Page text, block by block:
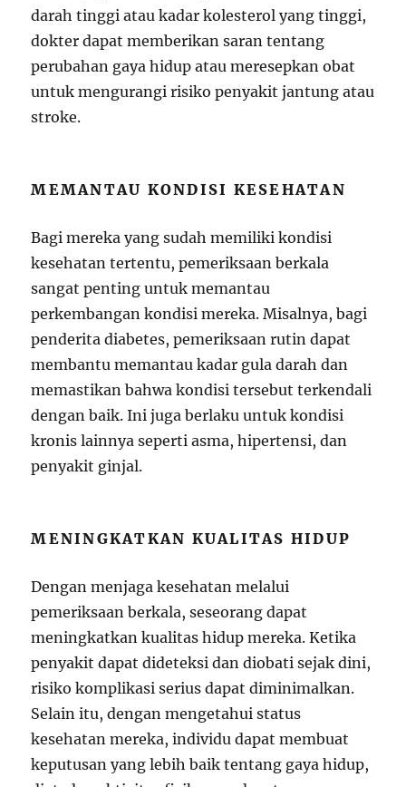
darah tinggi atau kadar kolesterol yang tinggi,
dokter dapat memberikan saran tentang
perubahan gaya hidup atau meresepkan obat
untuk mengurangi risiko penyakit jantung atau
stroke.
MEMANTAU KONDISI KESEHATAN
Bagi mereka yang sudah memiliki kondisi
kesehatan tertentu, pemeriksaan berkala
sangat penting untuk memantau
perkembangan kondisi mereka. Misalnya, bagi
penderita diabetes, pemeriksaan rutin dapat
membantu memantau kadar gula darah dan
memastikan bahwa kondisi tersebut terkendali
dengan baik. Ini juga berlaku untuk kondisi
kronis lainnya seperti asma, hipertensi, dan
penyakit ginjal.
MENINGKATKAN KUALITAS HIDUP
Dengan menjaga kesehatan melalui
pemeriksaan berkala, seseorang dapat
meningkatkan kualitas hidup mereka. Ketika
penyakit dapat dideteksi dan diobati sejak dini,
risiko komplikasi serius dapat diminimalkan.
Selain itu, dengan mengetahui status
kesehatan mereka, individu dapat membuat
keputusan yang lebih baik tentang gaya hidup,